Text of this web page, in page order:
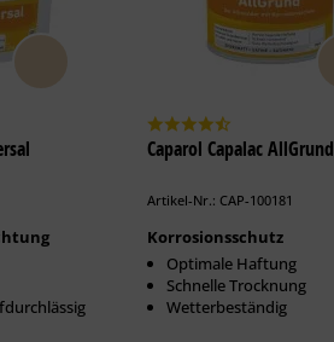
Caparol Capalac AllGrund
Artikel-Nr.: CAP-100181
Korrosionsschutz
Optimale Haftung
Schnelle Trocknung
Wetterbeständig